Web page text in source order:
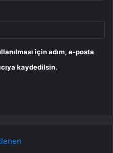
için adım, e-posta
kaydedilsin.